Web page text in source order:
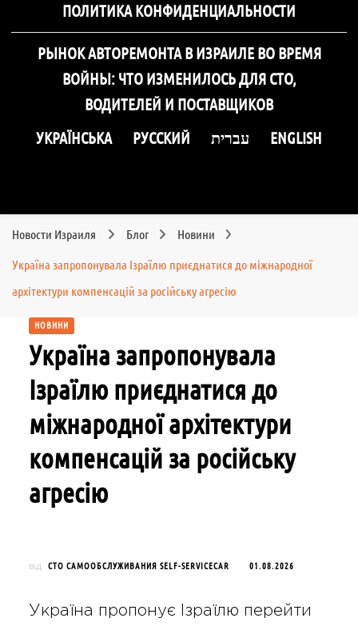
ПОЛИТИКА КОНФИДЕНЦИАЛЬНОСТИ
РЫНОК АВТОРЕМОНТА В ИЗРАИЛЕ ВО ВРЕМЯ
ВОЙНЫ: ЧТО ИЗМЕНИЛОСЬ ДЛЯ СТО,
ВОДИТЕЛЕЙ И ПОСТАВЩИКОВ
УКРАЇНСЬКА
РУССКИЙ עברית ENGLISH
Новости Израиля Блог Новини
Україна запропонувала Ізраїлю приєднатися до міжнародної
архітектури компенсацій за російську агресію
НОВИНИ
Україна запропонувала
Ізраїлю приєднатися до
міжнародної архітектури
компенсацій за російську
агресію
від СТО САМООБСЛУЖИВАНИЯ SELF-SERVICECAR 01.08.2026
Україна пропонує Ізраїлю перейти